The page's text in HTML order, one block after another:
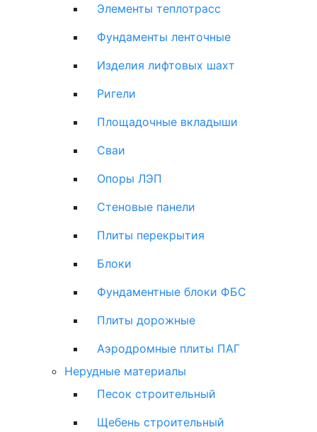
Элементы теплотрасс
Фундаменты ленточные
Изделия лифтовых шахт
Ригели
Площадочные вкладыши
Сваи
Опоры ЛЭП
Стеновые панели
Плиты перекрытия
Блоки
Фундаментные блоки ФБС
Плиты дорожные
Аэродромные плиты ПАГ
Нерудные материалы
Песок строительный
Щебень строительный